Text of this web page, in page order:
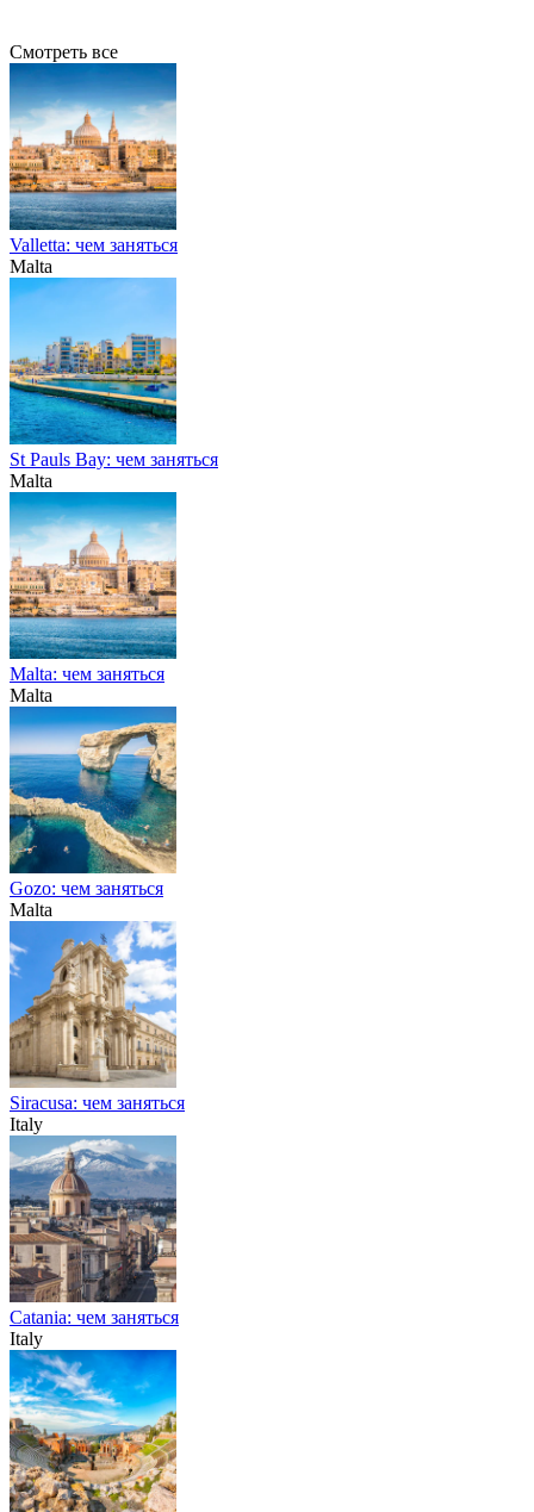
Смотреть все
Valletta: чем заняться
Malta
St Pauls Bay: чем заняться
Malta
Malta: чем заняться
Malta
Gozo: чем заняться
Malta
Siracusa: чем заняться
Italy
Catania: чем заняться
Italy